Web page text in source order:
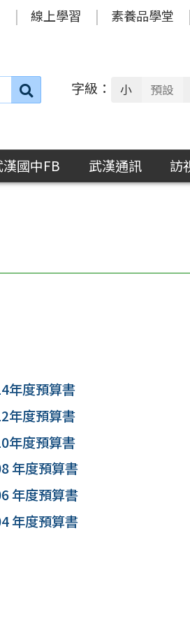
線上學習 素養品學堂
搜
字級： 小 預設
漢國中FB 武漢通訊
訪
年度預算書
年度預算書
年度預算書
年度預算書
年度預算書
年度預算書